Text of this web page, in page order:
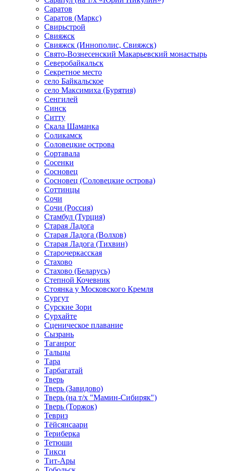
Саратов
Саратов (Маркс)
Свирьстрой
Свияжск
Свияжск (Иннополис, Свияжск)
Свято-Вознесенский Макарьевский монастырь
Северобайкальск
Секретное место
село Байкальское
село Максимиха (Бурятия)
Сенгилей
Синск
Ситту
Скала Шаманка
Соликамск
Соловецкие острова
Сортавала
Сосенки
Сосновец
Сосновец (Соловецкие острова)
Соттинцы
Сочи
Сочи (Россия)
Стамбул (Турция)
Старая Ладога
Старая Ладога (Волхов)
Старая Ладога (Тихвин)
Старочеркасская
Стахово
Стахово (Беларусь)
Степной Кочевник
Стоянка у Московского Кремля
Сургут
Сурские Зори
Сурхайте
Сценическое плавание
Сызрань
Таганрог
Тальцы
Тара
Тарбагатай
Тверь
Тверь (Завидово)
Тверь (на т/х "Мамин-Сибиряк")
Тверь (Торжок)
Тевриз
Тёйсянсаари
Териберка
Тетюши
Тикси
Тит-Ары